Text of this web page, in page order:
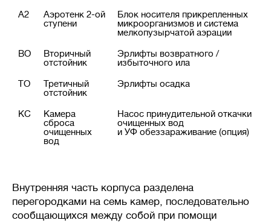
А2
Аэротенк 2-ой
ступени
Блок носителя прикрепленных
микроорганизмов и система
мелкопузырчатой аэрации
ВО
Вторичный
отстойник
Эрлифты возвратного /
избыточного ила
ТО
Третичный
отстойник
Эрлифты осадка
КС
Камера
сброса
очищенных
вод
Насос принудительной откачки
очищенных вод
и УФ обеззараживание (опция)
Внутренняя часть корпуса разделена
перегородками на семь камер, последовательно
сообщающихся между собой при помощи